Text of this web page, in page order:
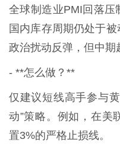
全球制造业PMI回落压
国内库存周期仍处于
政治扰动反弹，但中期
- **怎么做？**
仅建议短线高手参与
动”策略。例如，在美
置3%的严格止损线。